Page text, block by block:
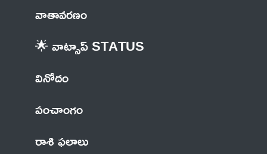
వాతావరణం
🌟 వాట్సాప్ STATUS
వినోదం
పంచాంగం
రాశి ఫలాలు